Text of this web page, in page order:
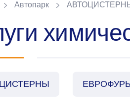
Автопарк